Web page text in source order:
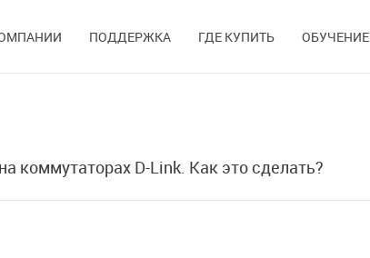
ПОДДЕРЖКА ГДЕ КУПИТЬ ОБУЧЕНИЕ
коммутаторах D-Link. Как это сделать?